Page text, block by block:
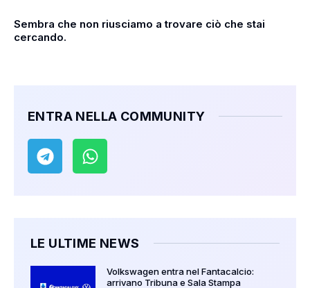
Sembra che non riusciamo a trovare ciò che stai
cercando.
ENTRA NELLA COMMUNITY
LE ULTIME NEWS
Volkswagen entra nel Fantacalcio:
arrivano Tribuna e Sala Stampa